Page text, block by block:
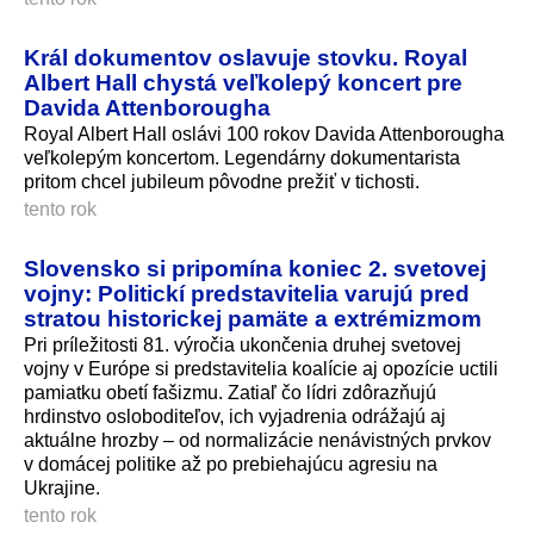
Král dokumentov oslavuje stovku. Royal
Albert Hall chystá veľkolepý koncert pre
Davida Attenborougha
Royal Albert Hall oslávi 100 rokov Davida Attenborougha
veľkolepým koncertom. Legendárny dokumentarista
pritom chcel jubileum pôvodne prežiť v tichosti.
tento rok
Slovensko si pripomína koniec 2. svetovej
vojny: Politickí predstavitelia varujú pred
stratou historickej pamäte a extrémizmom
Pri príležitosti 81. výročia ukončenia druhej svetovej
vojny v Európe si predstavitelia koalície aj opozície uctili
pamiatku obetí fašizmu. Zatiaľ čo lídri zdôrazňujú
hrdinstvo osloboditeľov, ich vyjadrenia odrážajú aj
aktuálne hrozby – od normalizácie nenávistných prvkov
v domácej politike až po prebiehajúcu agresiu na
Ukrajine.
tento rok